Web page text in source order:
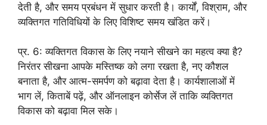
देती है, और समय प्रबंधन में सुधार करती है। कार्यों, विश्राम, और
व्यक्तिगत गतिविधियों के लिए विशिष्ट समय खंडित करें।
प्र. 6: व्यक्तिगत विकास के लिए नयाने सीखने का महत्व क्या है?
निरंतर सीखना आपके मस्तिष्क को लगा रखता है, नए कौशल
बनाता है, और आत्म-समर्पण को बढ़ावा देता है। कार्यशालाओं में
भाग लें, किताबें पढ़ें, और ऑनलाइन कोर्सेज लें ताकि व्यक्तिगत
विकास को बढ़ावा मिल सके।